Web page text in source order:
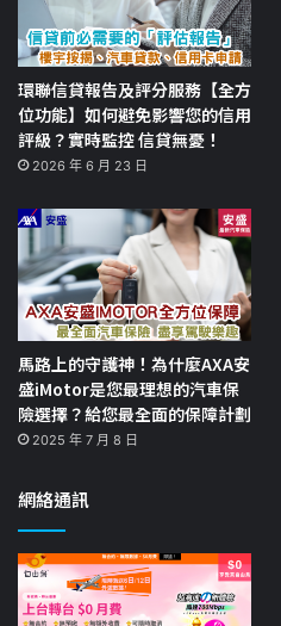
環聯信貸報告及評分服務【全方
位功能】如何避免影響您的信用
評級？實時監控 信貸無憂！
2026 年 6 月 23 日
馬路上的守護神！為什麼AXA安
盛iMotor是您最理想的汽車保
險選擇？給您最全面的保障計劃
2025 年 7 月 8 日
網絡通訊